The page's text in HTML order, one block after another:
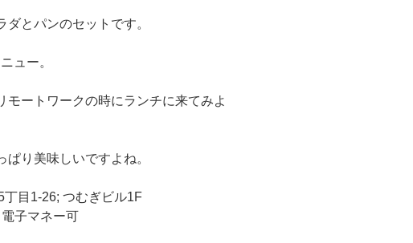
とパンのセットです。
ュー。
モートワークの時にランチに来てみよ
り美味しいですよね。
目1-26; つむぎビル1F
子マネー可